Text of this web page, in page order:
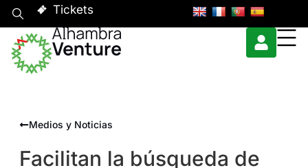
Tickets
Medios y Noticias
Facilitan la búsqueda de